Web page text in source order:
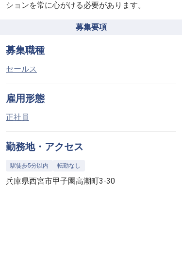
ションを常に心がける必要があります。
募集要項
募集職種
セールス
雇用形態
正社員
勤務地・アクセス
駅徒歩5分以内 転勤なし
兵庫県西宮市甲子園高潮町3-30